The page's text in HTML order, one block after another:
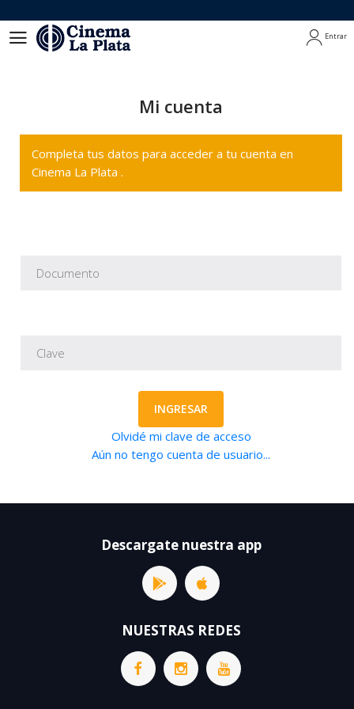
Entrar
Mi cuenta
Completa tus datos para acceder a tu cuenta en
Cinema La Plata .
INGRESAR
Olvidé mi clave de acceso
Aún no tengo cuenta de usuario...
Descargate nuestra app
NUESTRAS REDES